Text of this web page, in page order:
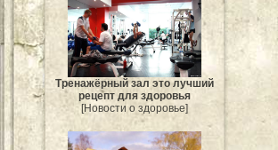
Тренажёрный зал это лучший
рецепт для здоровья
[Новости о здоровье]